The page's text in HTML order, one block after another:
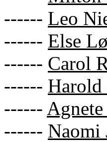
------ Leo
------ Else
------ Carol
------ Harold
------
------ Naomi